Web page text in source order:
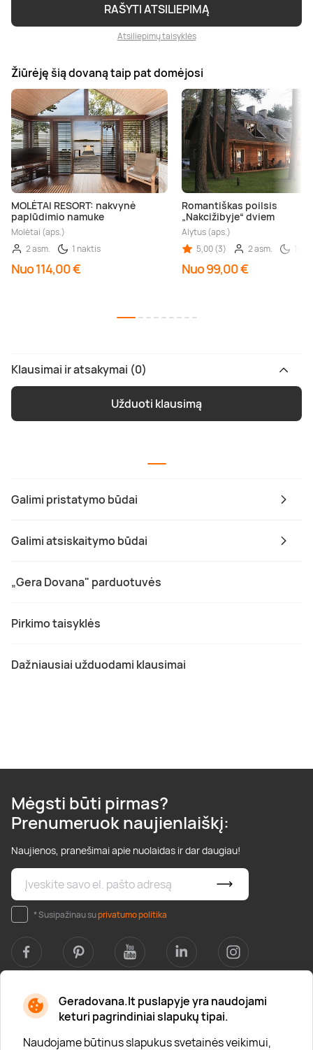
Geradovana.lt puslapyje yra naudojami
keturi pagrindiniai slapukų tipai.
Naudojame būtinus slapukus svetainės veikimui,
Galimi pristatymo būdai
Galimi atsiskaitymo būdai
„Gera Dovana" parduotuvės
Pirkimo taisyklės
Dažniausiai užduodami klausimai
RAŠYTI ATSILIEPIMĄ
Atsiliepimų taisyklės
Žiūrėję šią dovaną taip pat domėjosi
MOLĖTAI RESORT: nakvynė
paplūdimio namuke
Molėtai (aps.)
2 asm.
1 naktis
Nuo 114,00 €
Romantiškas poilsis
„Nakcižibyje“ dviem
Alytus (aps.)
5,00 (3)
2 asm.
Nuo 99,00 €
Klausimai ir atsakymai (0)
Užduoti klausimą
Mėgsti būti pirmas?
Prenumeruok naujienlaiškį:
Naujienos, pranešimai apie nuolaidas ir dar daugiau!
* Susipažinau suprivatumo politika
Apie mus
Apie „Gera Dovana“